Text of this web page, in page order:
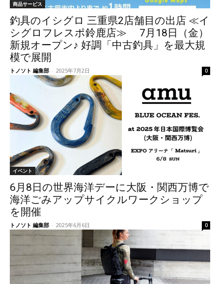
商品サービス
釣具のイシグロ 三重県2店舗目の出店 ≪イ
シグロフレスポ鈴鹿店≫ 7月18日（金）
新規オープン♪ 好調「中古釣具」を最大規
模で展開
トノソト 編集部 - 2025年7月2日 0
イベント
6月8日の世界海洋デーに大阪・関西万博で
海洋ごみアップサイクルワークショップ
を開催
トノソト 編集部 - 2025年6月6日 0